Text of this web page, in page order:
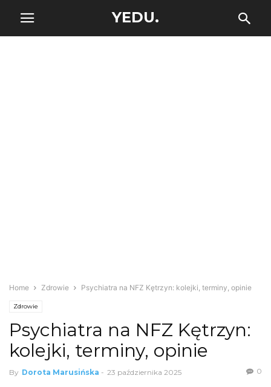
YEDU.
Home Zdrowie Psychiatra na NFZ Kętrzyn: kolejki, terminy, opinie
Zdrowie
Psychiatra na NFZ Kętrzyn:
kolejki, terminy, opinie
By Dorota Marusińska - 23 października 2025 0